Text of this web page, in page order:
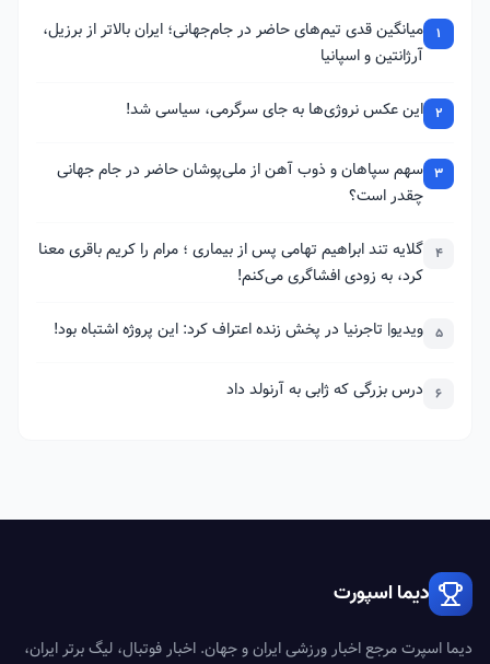
1
میانگین قدی تیم‌های حاضر در جام‌جهانی؛ ایران بالاتر از برزیل،
آرژانتین و اسپانیا
2 این عکس نروژی‌ها به جای سرگرمی، سیاسی شد!
3 سهم سپاهان و ذوب آهن از ملی‌پوشان حاضر در جام جهانی
چقدر است؟
4 گلایه تند ابراهیم تهامی پس از بیماری ؛ مرام را کریم باقری معنا
کرد، به زودی افشاگری می‌کنم!
5 ویدیو| تاجرنیا در پخش زنده اعتراف کرد: این پروژه اشتباه بود!
6 درس بزرگی که ژابی به آرنولد داد
دیما اسپورت
دیما اسپرت مرجع اخبار ورزشی ایران و جهان. اخبار فوتبال، لیگ برتر ایران،